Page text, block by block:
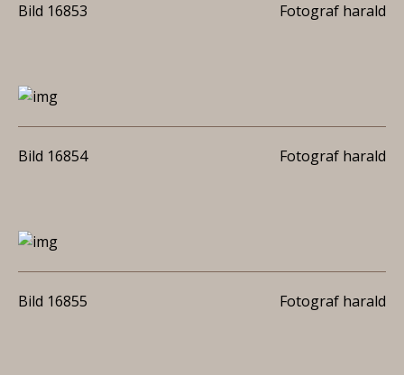
Bild 16853 Fotograf harald
Bild 16854 Fotograf harald
Bild 16855 Fotograf harald